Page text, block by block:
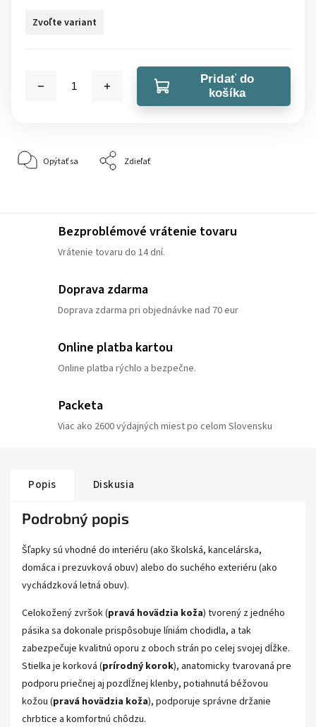
Zvoľte variant
Pridať do
košíka
Opýtať sa Zdieľať
Bezproblémové vrátenie tovaru
Vrátenie tovaru do 14 dní.
Doprava zdarma
Doprava zdarma pri objednávke nad 70 eur
Online platba kartou
Online platba rýchlo a bezpečne.
Packeta
Viac ako 2600 výdajných miest po celom Slovensku
Popis Diskusia
Podrobný popis
Šľapky sú vhodné do interiéru (ako školská, kancelárska,
domáca i prezuvková obuv) alebo do suchého exteriéru (ako
vychádzková letná obuv).
Celokožený zvršok (pravá hovädzia koža) tvorený z jedného
pásika sa dokonale prispôsobuje líniám chodidla, a tak
zabezpečuje kvalitnú oporu z oboch strán po celej svojej dĺžke.
Stielka je korková (prírodný korok), anatomicky tvarovaná pre
podporu priečnej aj pozdĺžnej klenby, potiahnutá béžovou
kožou (pravá hovädzia koža), podporuje správne držanie
chrbtice a komfortnú chôdzu.